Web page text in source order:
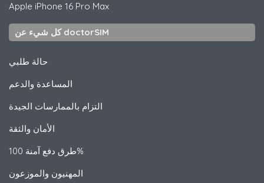
Apple iPhone 16 Pro Max
كل شيء عن doctorSIM
حالة طلبي
المساعدة والدعم
التزام بالممارسات الجيدة
الأمان والثقة
طرق دفع آمنة 100%
المهنيون والموزعون